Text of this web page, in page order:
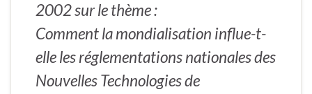
2002 sur le thème :
Comment la mondialisation influe-t-
elle les réglementations nationales des
Nouvelles Technologies de